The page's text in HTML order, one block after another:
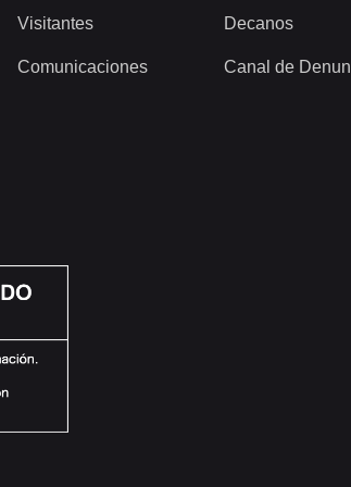
Visitantes
Comunicaciones
Decanos
Canal de